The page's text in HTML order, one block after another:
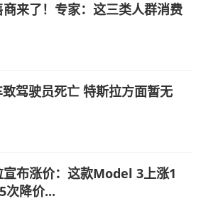
来了！专家：这三类人群消费
驾驶员死亡 特斯拉方面暂无
宣布涨价：这款Model 3上涨1
次降价...